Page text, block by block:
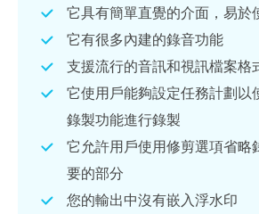
它具有簡單直覺的介面，易於
它有很多內建的錄音功能
支援流行的音訊和視訊檔案格
它使用戶能夠設定任務計劃以
錄製功能進行錄製
它允許用戶使用修剪選項省略
要的部分
您的輸出中沒有嵌入浮水印